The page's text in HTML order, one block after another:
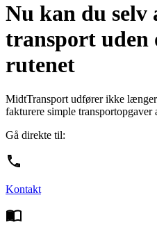
Nu kan du selv
transport uden
rutenet
MidtTransport udfører ikke
fakturere simple transportopgaver
Gå direkte til:
Kontakt